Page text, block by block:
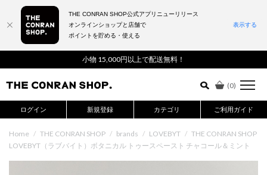
小物 15,000円以上で配送無料！
(0)
ログイン 新規登録 カテゴリ ご利用ガイド
詳細検索はこちら
Home / THE CONRAN SHOP / brands / LOVEBYT / THE CONRAN SHOP
LOVEBYT（ラブバイト）ボタニカル トゥースペースト チャコール＆ミント
THE CONRAN SHOP公式アプリニューリリース
オンラインショップと店舗で
ポイントを貯める・使える
表示する